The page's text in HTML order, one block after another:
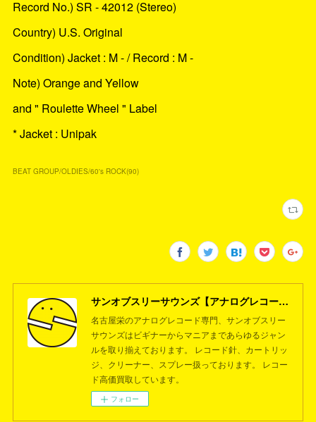
Record No.) SR - 42012 (Stereo)
Country) U.S. Original
Condition) Jacket : M - / Record : M -
Note) Orange and Yellow
and " Roulette Wheel " Label
* Jacket : Unipak
BEAT GROUP/OLDIES/60's ROCK(90)
サンオブスリーサウンズ【アナログレコード専門店】名古屋栄
名古屋栄のアナログレコード専門、サンオブスリー
サウンズはビギナーからマニアまであらゆるジャン
ルを取り揃えております。 レコード針、カートリッ
ジ、クリーナー、スプレー扱っております。 レコー
ド高価買取しています。
フォロー